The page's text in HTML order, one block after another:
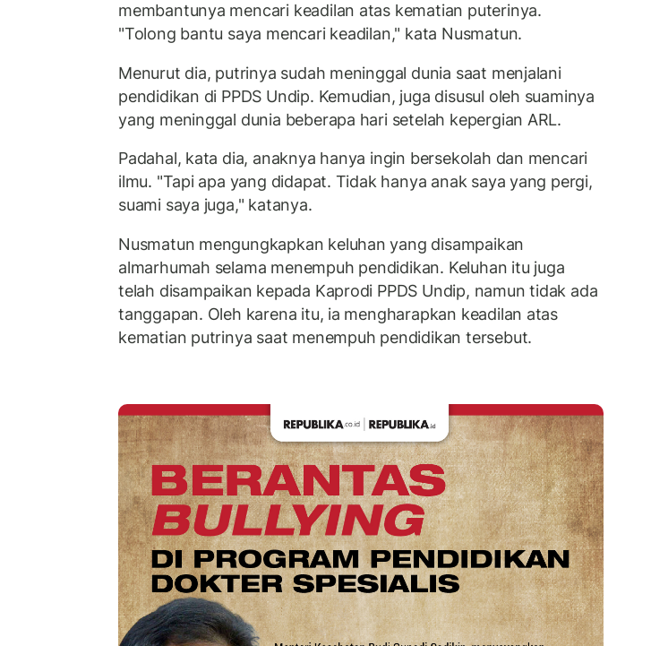
membantunya mencari keadilan atas kematian puterinya.
"Tolong bantu saya mencari keadilan," kata Nusmatun.
Menurut dia, putrinya sudah meninggal dunia saat menjalani
pendidikan di PPDS Undip. Kemudian, juga disusul oleh suaminya
yang meninggal dunia beberapa hari setelah kepergian ARL.
Padahal, kata dia, anaknya hanya ingin bersekolah dan mencari
ilmu. "Tapi apa yang didapat. Tidak hanya anak saya yang pergi,
suami saya juga," katanya.
Nusmatun mengungkapkan keluhan yang disampaikan
almarhumah selama menempuh pendidikan. Keluhan itu juga
telah disampaikan kepada Kaprodi PPDS Undip, namun tidak ada
tanggapan. Oleh karena itu, ia mengharapkan keadilan atas
kematian putrinya saat menempuh pendidikan tersebut.